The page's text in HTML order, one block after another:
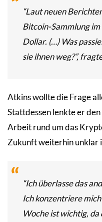
“Laut neuen
Bitcoin-Sammlung
Dollar. (…) Was
sie ihnen weg?”,
Atkins wollte die Frage
Stattdessen lenkte er
Arbeit rund um das
Zukunft weiterhin unklar
“Ich überlasse das
Ich konzentriere
Woche ist wichtig, da